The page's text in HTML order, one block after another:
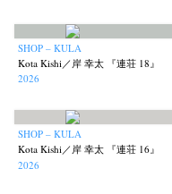
SHOP – KULA
Kota Kishi／岸 幸太 『連荘 18』
2026
SHOP – KULA
Kota Kishi／岸 幸太 『連荘 16』
2026